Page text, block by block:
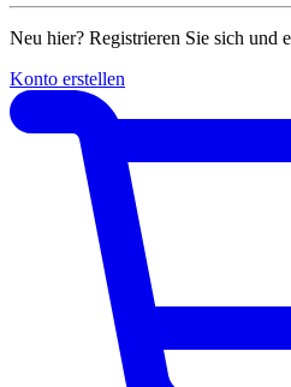
Neu hier? Registrieren Sie sich und
Konto erstellen